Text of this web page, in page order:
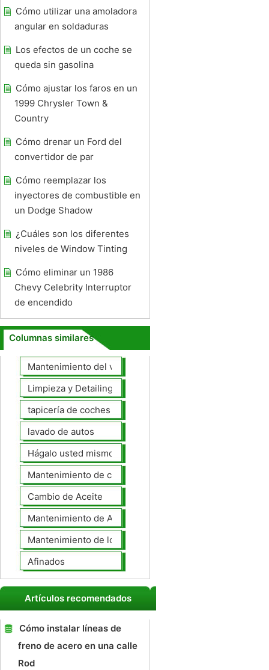
Cómo utilizar una amoladora
angular en soldaduras
Los efectos de un coche se
queda sin gasolina
Cómo ajustar los faros en un
1999 Chrysler Town &
Country
Cómo drenar un Ford del
convertidor de par
Cómo reemplazar los
inyectores de combustible en
un Dodge Shadow
¿Cuáles son los diferentes
niveles de Window Tinting
Cómo eliminar un 1986
Chevy Celebrity Interruptor
de encendido
Columnas similares
Mantenimiento del vehículo
Limpieza y Detailing
tapicería de coches
lavado de autos
Hágalo usted mismo Mantenimiento de Automotores
Mantenimiento de coches General
Cambio de Aceite
Mantenimiento de Automotores Profesional
Mantenimiento de los neumáticos
Afinados
Artículos recomendados
Cómo instalar líneas de
freno de acero en una calle
Rod